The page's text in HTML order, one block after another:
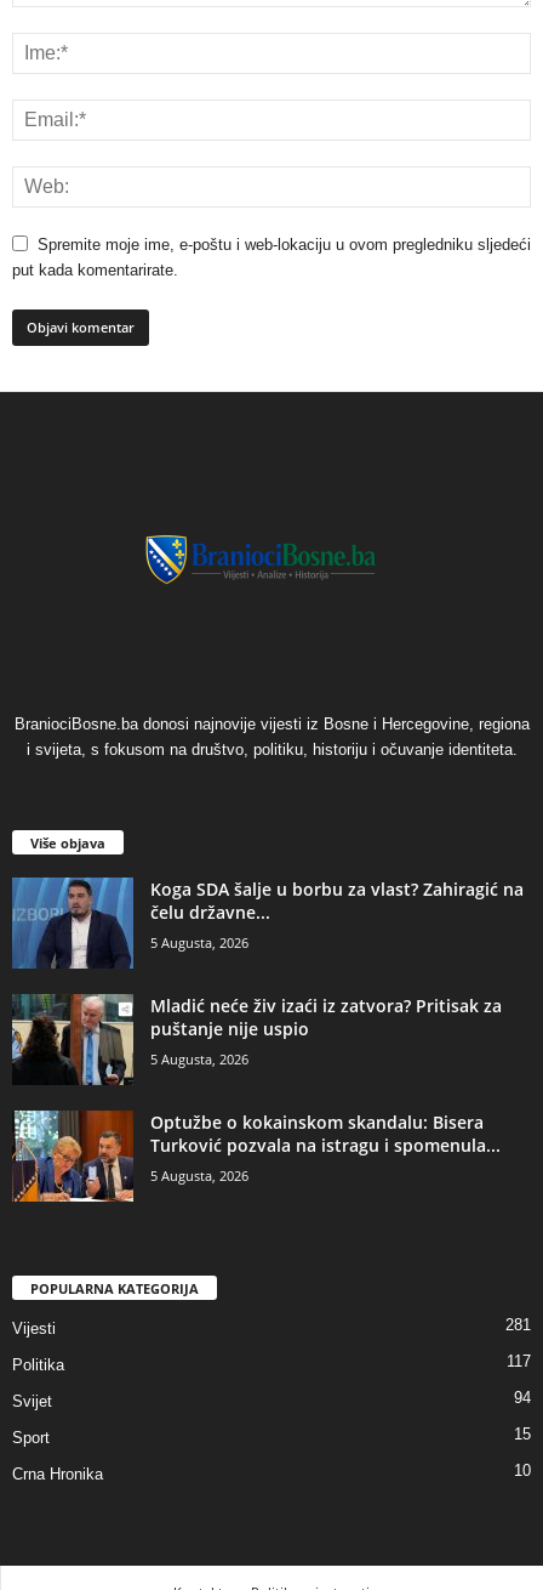
Spremite moje ime, e-poštu i web-lokaciju u ovom pregledniku sljedeći
put kada komentarirate.
BraniociBosne.ba donosi najnovije vijesti iz Bosne i Hercegovine, regiona
i svijeta, s fokusom na društvo, politiku, historiju i očuvanje identiteta.
Više objava
​Koga SDA šalje u borbu za vlast? Zahiragić na
čelu državne...
5 Augusta, 2026
​Mladić neće živ izaći iz zatvora? Pritisak za
puštanje nije uspio
5 Augusta, 2026
​Optužbe o kokainskom skandalu: Bisera
Turković pozvala na istragu i spomenula...
5 Augusta, 2026
POPULARNA KATEGORIJA
Vijesti 281
Politika 117
Svijet 94
Sport 15
Crna Hronika 10